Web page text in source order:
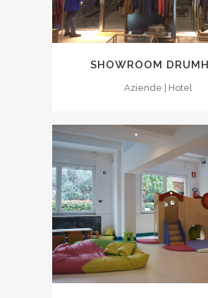
SHOWROOM
Aziende | Hotel